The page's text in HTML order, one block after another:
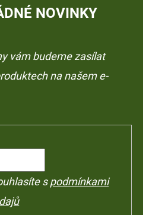
NOVINKY
vám budeme zasílat
na našem e-
spodmínkami